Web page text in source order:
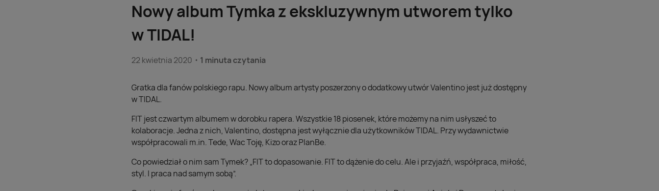
Nowy album Tymka z ekskluzywnym utworem tylko
w TIDAL!
22 kwietnia 2020 1 minuta czytania
Gratka dla fanów polskiego rapu. Nowy album artysty poszerzony o dodatkowy utwór Valentino jest już dostępny
w TIDAL.
FIT jest czwartym albumem w dorobku rapera. Wszystkie 18 piosenek, które możemy na nim usłyszeć to
kolaboracje. Jedna z nich, Valentino, dostępna jest wyłącznie dla użytkowników TIDAL. Przy wydawnictwie
współpracowali m.in. Tede, Wac Toję, Kizo oraz PlanBe.
Co powiedział o nim sam Tymek? „FIT to dopasowanie. FIT to dążenie do celu. Ale i przyjaźń, współpraca, miłość,
styl. I praca nad samym sobą”.